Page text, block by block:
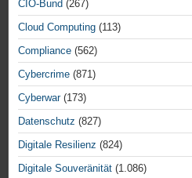
CIO-Bund (267)
Cloud Computing (113)
Compliance (562)
Cybercrime (871)
Cyberwar(173)
Datenschutz (827)
Digitale Resilienz (824)
Digitale Souveränität (1.086)